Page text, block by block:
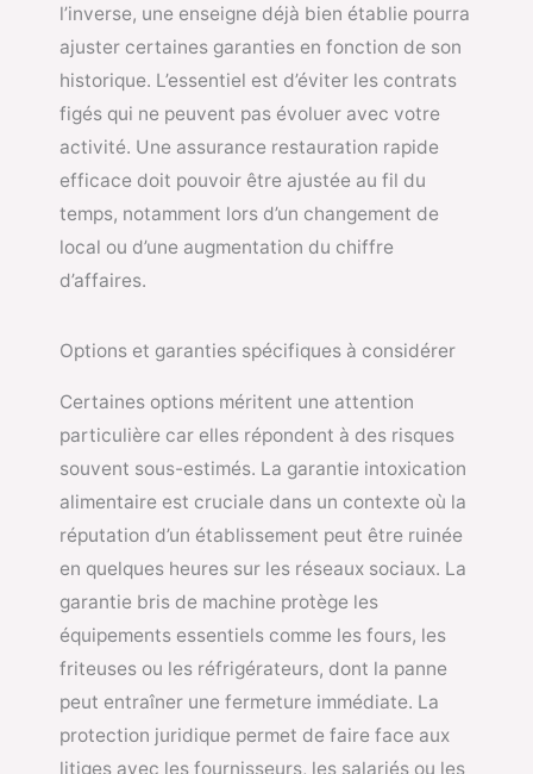
l’inverse, une enseigne déjà bien établie pourra
ajuster certaines garanties en fonction de son
historique. L’essentiel est d’éviter les contrats
figés qui ne peuvent pas évoluer avec votre
activité. Une assurance restauration rapide
efficace doit pouvoir être ajustée au fil du
temps, notamment lors d’un changement de
local ou d’une augmentation du chiffre
d’affaires.
Options et garanties spécifiques à considérer
Certaines options méritent une attention
particulière car elles répondent à des risques
souvent sous-estimés. La garantie intoxication
alimentaire est cruciale dans un contexte où la
réputation d’un établissement peut être ruinée
en quelques heures sur les réseaux sociaux. La
garantie bris de machine protège les
équipements essentiels comme les fours, les
friteuses ou les réfrigérateurs, dont la panne
peut entraîner une fermeture immédiate. La
protection juridique permet de faire face aux
litiges avec les fournisseurs, les salariés ou les